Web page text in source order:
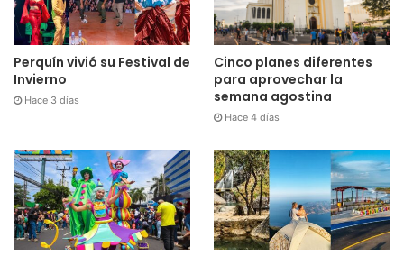
Perquín vivió su Festival de
Invierno
Hace 3 días
Cinco planes diferentes
para aprovechar la
semana agostina
Hace 4 días